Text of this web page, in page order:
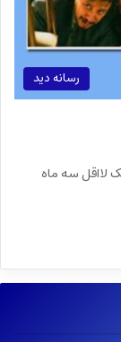
رسانه دید
لااقل سه ماه